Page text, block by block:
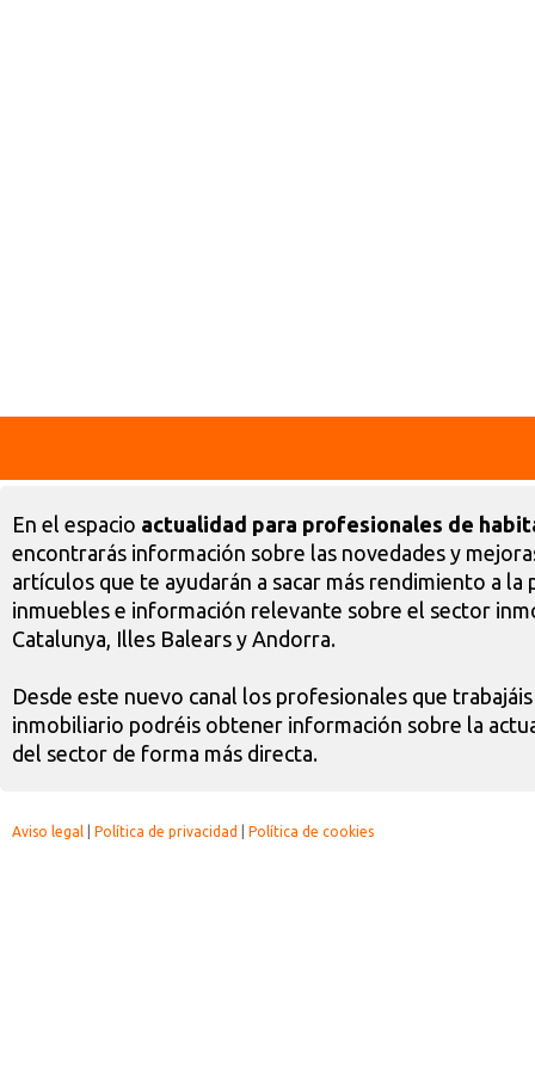
En el espacio actualidad para profesionales de
encontrarás información sobre las novedades y
artículos que te ayudarán a sacar más rendimiento a la
inmuebles e información relevante sobre el sector
Catalunya, Illes Balears y Andorra.
Desde este nuevo canal los profesionales que
inmobiliario podréis obtener información sobre la
del sector de forma más directa.
Aviso legal Política de privacidad Política de cookies